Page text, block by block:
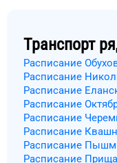
Транспорт
Расписание
Расписание
Расписание
Расписание
Расписание
Расписание
Расписание
Расписание